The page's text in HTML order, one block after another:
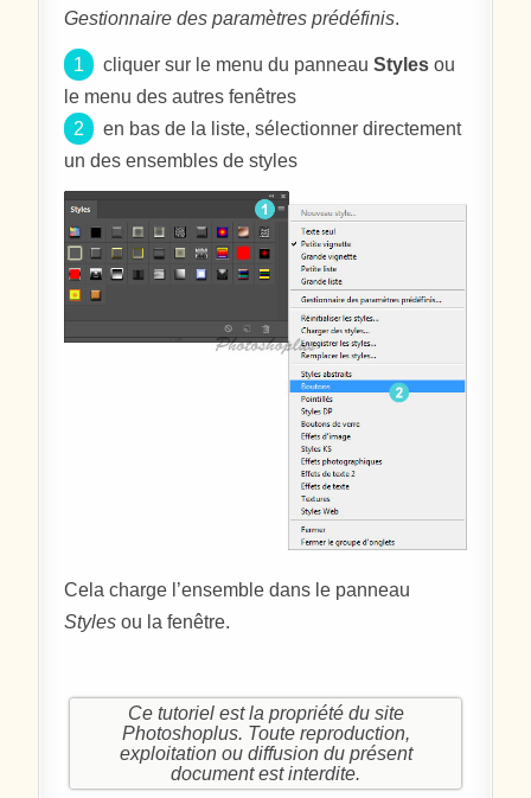
Gestionnaire des paramètres prédéfinis.
1 cliquer sur le menu du panneauStyles ou
le menu des autres fenêtres
2
en bas de la liste, sélectionner directement
un des ensembles de styles
Cela charge l’ensemble dans le panneau
Styles ou la fenêtre.
Ce tutoriel est la propriété du site
Photoshoplus. Toute reproduction,
exploitation ou diffusion du présent
document est interdite.